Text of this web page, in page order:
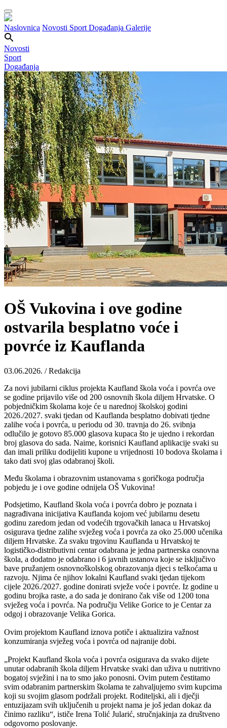
Naslovnica Novosti Sport Događanja Galerije
Novosti
Sport
Događanja
OŠ Vukovina i ove godine
ostvarila besplatno voće i
povrće iz Kauflanda
03.06.2026. / Redakcija
Za novi jubilarni ciklus projekta Kaufland škola voća i povrća ove
se godine prijavilo više od 200 osnovnih škola diljem Hrvatske. O
pobjedničkim školama koje će u narednoj školskoj godini
2026./2027. svaki tjedan od Kauflanda besplatno dobivati tjedne
zalihe voća i povrća, u periodu od 30. travnja do 26. svibnja
odlučilo je gotovo 85.000 glasova kupaca što je ujedno i rekordan
broj glasova do sada. Naime, korisnici Kaufland aplikacije svaki su
dan imali priliku dodijeliti kupone u vrijednosti 10 bodova školama i
tako dati svoj glas odabranoj školi.
Među školama i obrazovnim ustanovama s goričkoga područja
pobjedu je i ove godine odnijela OŠ Vukovina!
Podsjetimo, Kaufland škola voća i povrća dobro je poznata i
nagrađivana inicijativa Kauflanda kojom već jubilarnu desetu
godinu zaredom jedan od vodećih trgovačkih lanaca u Hrvatskoj
osigurava tjedne zalihe svježeg voća i povrća za oko 25.000 učenika
diljem Hrvatske. Za svaku trgovinu Kauflanda u Hrvatskoj te
logističko-distributivni centar odabrana je jedna partnerska osnovna
škola, a dodatno je odabrano i 6 javnih ustanova koje se isključivo
bave pružanjem osnovnoškolskog obrazovanja djeci s teškoćama u
razvoju. Njima će njihov lokalni Kaufland svaki tjedan tijekom
cijele 2026./2027. godine donirati svježe voće i povrće. Iz godine u
godinu brojka raste, a do sada je donirano čak više od 1200 tona
svježeg voća i povrća. Na području Velike Gorice to je Centar za
odgoj i obrazovanje Velika Gorica.
Ovim projektom Kaufland iznova potiče i aktualizira važnost
konzumiranja svježeg voća i povrća od najranije dobi.
„Projekt Kaufland škola voća i povrća osigurava da svako dijete
unutar odabranih škola diljem Hrvatske svaki dan uživa u nutritivno
bogatoj svježini i na to smo jako ponosni. Ovim putem čestitamo
svim odabranim partnerskim školama te zahvaljujemo svim kupcima
koji su svojim glasom podržali projekt. Roditeljski, ali i dječji
entuzijazam svih uključenih u projekt nama je još jedan dokaz da
činimo razliku“, ističe Irena Tolić Jularić, stručnjakinja za društveno
odgovorno poslovanje.